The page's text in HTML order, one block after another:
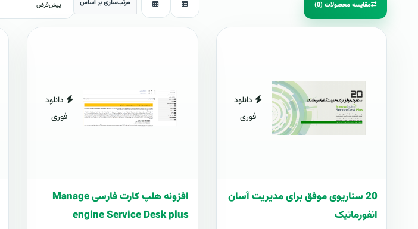
مقایسه محصولات (0) مرتب‌سازی بر اساس
دانلود
فوری
20 سناریوی موفق برای مدیریت آسان
انفورماتیک
دانلود
فوری
افزونه هلپ کارت فارسی Manage
engine Service Desk plus